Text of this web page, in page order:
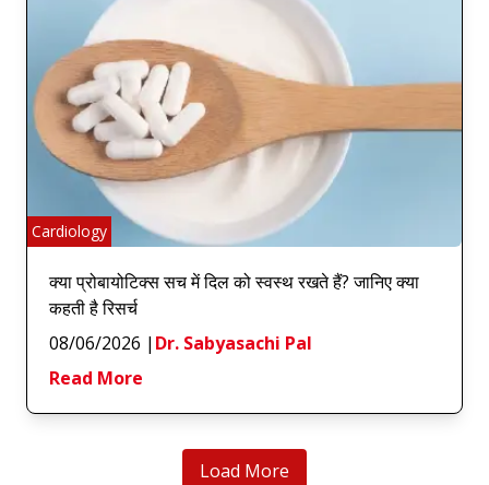
Cardiology
क्या प्रोबायोटिक्स सच में दिल को स्वस्थ रखते हैं? जानिए क्या
कहती है रिसर्च
08/06/2026 | Dr. Sabyasachi Pal
Read More
Load More